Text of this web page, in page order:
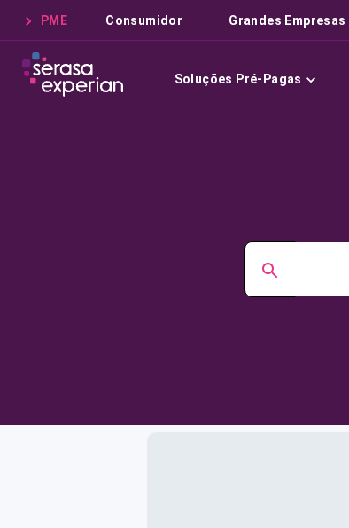
PME Consumidor Grandes Empresas
Soluções Pré-Pagas